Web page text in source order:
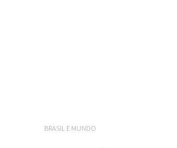
BRASIL E MUNDO